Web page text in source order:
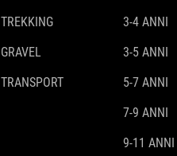
TREKKING
GRAVEL
TRANSPORT
3-4 ANNI
3-5 ANNI
5-7 ANNI
7-9 ANNI
9-11 ANNI